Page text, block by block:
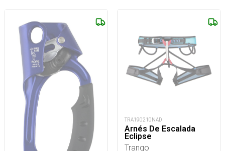
TRA190210NAD
Arnés De Escalada
Eclipse
Trango